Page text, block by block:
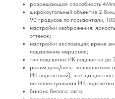
разрешающая способность
широкоугольный объектив
90 градусов по горизонтали,
настройки изображения:
оттенок;
настройки экспозиции: время
подавление мерцания;
тип подсветки:ИК подсветка до
режим день/ночь: полноцветное
ИК подсветкой), всегда
интеллектуальная ИК
баланс белого: авто;